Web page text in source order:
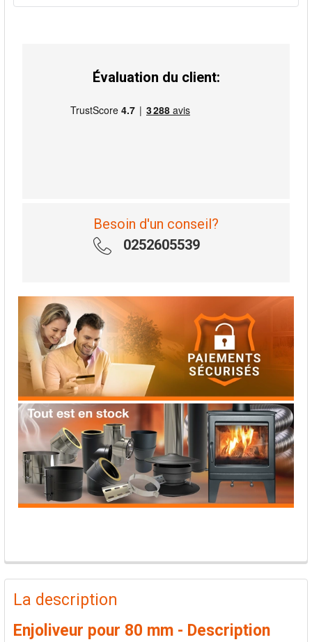
Évaluation du client:
Besoin d'un conseil?
0252605539
PRODUITS
FRÉQUEMMENT
ACHETÉS
La description
Enjoliveur pour 80 mm - Description